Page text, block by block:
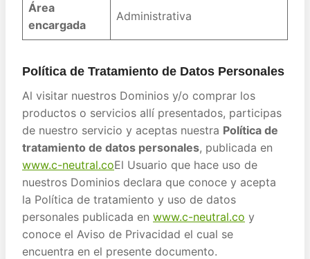
Área
encargada
Administrativa
Política de Tratamiento de Datos Personales
Al visitar nuestros Dominios y/o comprar los
productos o servicios allí presentados, participas
de nuestro servicio y aceptas nuestra Política de
tratamiento de datos personales, publicada en
www.c-neutral.coEl Usuario que hace uso de
nuestros Dominios declara que conoce y acepta
la Política de tratamiento y uso de datos
personales publicada en www.c-neutral.co y
conoce el Aviso de Privacidad el cual se
encuentra en el presente documento.